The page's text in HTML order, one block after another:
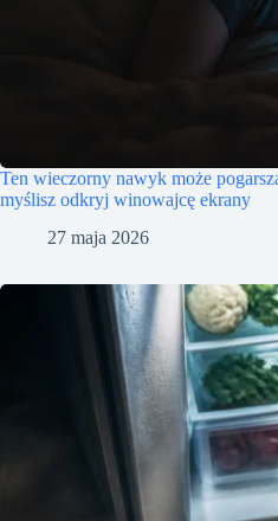
Ten wieczorny nawyk może
myślisz odkryj winowajcę ekrany
27 maja 2026